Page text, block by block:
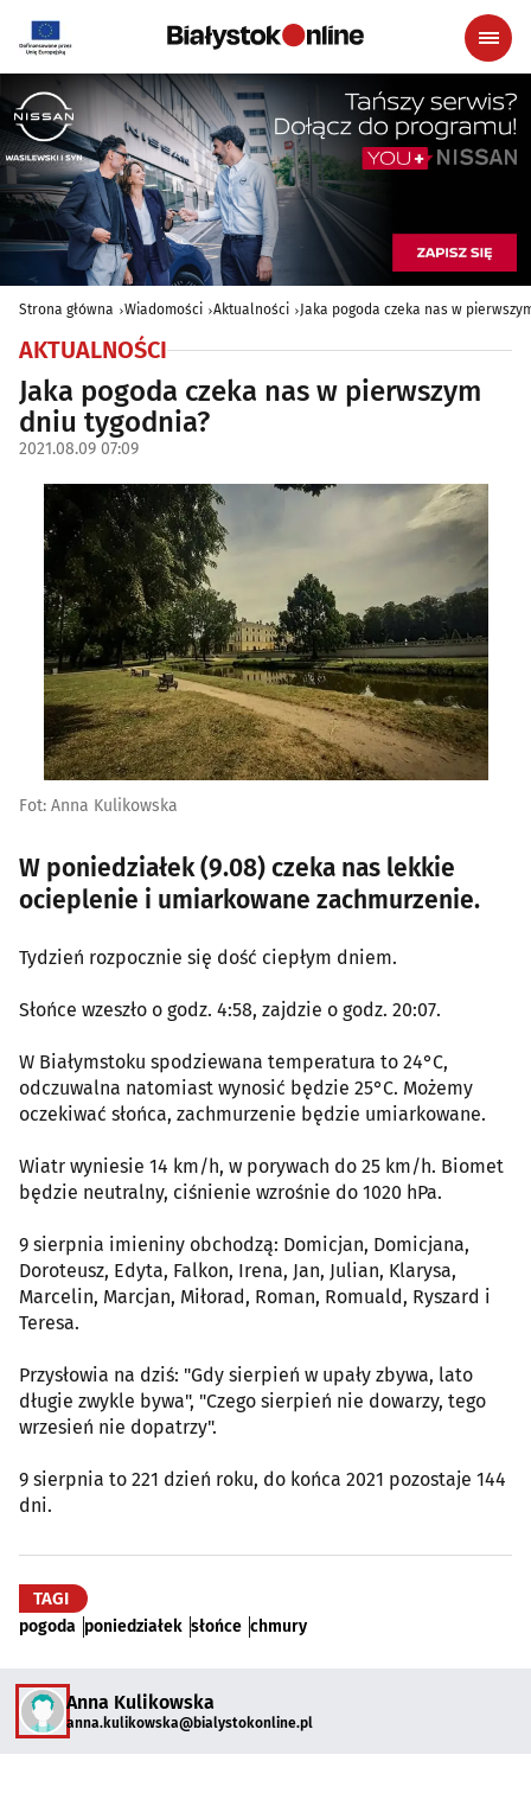
Strona główna Wiadomości Aktualności Jaka pogoda czeka nas w
AKTUALNOŚCI
Jaka pogoda czeka nas w pierwszym
dniu tygodnia?
2021.08.09 07:09
Fot: Anna Kulikowska
W poniedziałek (9.08) czeka nas lekkie
ocieplenie i umiarkowane zachmurzenie.
Tydzień rozpocznie się dość ciepłym dniem.
Słońce wzeszło o godz. 4:58, zajdzie o godz. 20:07.
W Białymstoku spodziewana temperatura to 24°C,
odczuwalna natomiast wynosić będzie 25°C. Możemy
oczekiwać słońca, zachmurzenie będzie umiarkowane.
Wiatr wyniesie 14 km/h, w porywach do 25 km/h. Biomet
będzie neutralny, ciśnienie wzrośnie do 1020 hPa.
9 sierpnia imieniny obchodzą: Domicjan, Domicjana,
Doroteusz, Edyta, Falkon, Irena, Jan, Julian, Klarysa,
Marcelin, Marcjan, Miłorad, Roman, Romuald, Ryszard i
Teresa.
Przysłowia na dziś: "Gdy sierpień w upały zbywa, lato
długie zwykle bywa", "Czego sierpień nie dowarzy, tego
wrzesień nie dopatrzy".
9 sierpnia to 221 dzień roku, do końca 2021 pozostaje 144
dni.
TAGI
pogoda poniedziałek słońce chmury
Anna Kulikowska
anna.kulikowska@bialystokonline.pl